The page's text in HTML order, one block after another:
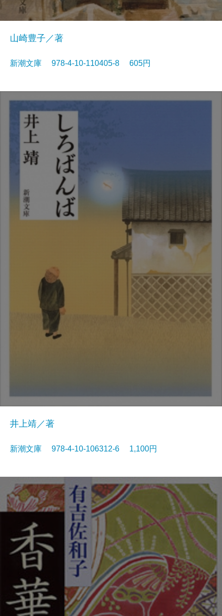
山崎豊子／著
新潮文庫 978-4-10-110405-8 605円
井上靖／著
新潮文庫 978-4-10-106312-6 1,100円